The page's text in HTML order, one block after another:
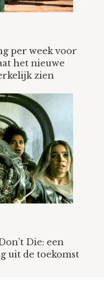
per week voor
het nieuwe
zien
Die: een
uit de toekomst